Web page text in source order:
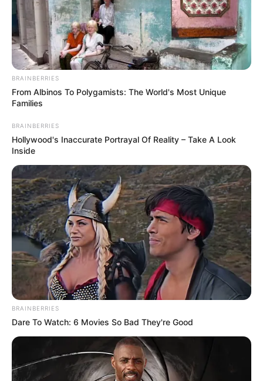
BRAINBERRIES
From Albinos To Polygamists: The World's Most Unique
Families
BRAINBERRIES
Hollywood's Inaccurate Portrayal Of Reality – Take A Look
Inside
BRAINBERRIES
Dare To Watch: 6 Movies So Bad They're Good